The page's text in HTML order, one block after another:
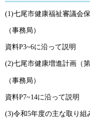
(1)七尾市健康福祉審議会
（事務局）
資料P3~6に沿って説明
(2)七尾市健康増進計画（
（事務局）
資料P7~14に沿って説明
(3)令和5年度の主な取り組